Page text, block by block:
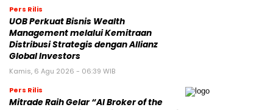
Pers Rilis
UOB Perkuat Bisnis Wealth
Management melalui Kemitraan
Distribusi Strategis dengan Allianz
Global Investors
Kamis, 6 Agu 2026 - 06:39 WIB
Pers Rilis
Mitrade Raih Gelar “AI Broker of the